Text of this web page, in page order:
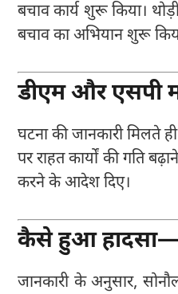
बचाव कार्य शुरू किया।
बचाव का अभियान शुरू
डीएम और एसपी
घटना की जानकारी मिलते
पर राहत कार्यों की गति
करने के आदेश दिए।
कैसे हुआ
जानकारी के अनुसार,